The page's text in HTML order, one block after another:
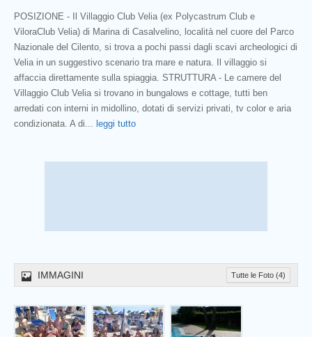
POSIZIONE - Il Villaggio Club Velia (ex Polycastrum Club e
ViloraClub Velia) di Marina di Casalvelino, località nel cuore del Parco
Nazionale del Cilento, si trova a pochi passi dagli scavi archeologici di
Velia in un suggestivo scenario tra mare e natura. Il villaggio si
affaccia direttamente sulla spiaggia. STRUTTURA - Le camere del
Villaggio Club Velia si trovano in bungalows e cottage, tutti ben
arredati con interni in midollino, dotati di servizi privati, tv color e aria
condizionata. A di
leggi tutto
IMMAGINI Tutte le Foto (4)
Prev